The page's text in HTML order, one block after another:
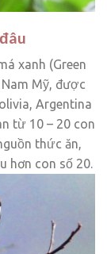
xanh (Green
Mỹ, được
Argentina
từ 10 – 20 con
thức ăn,
hơn con số 20.